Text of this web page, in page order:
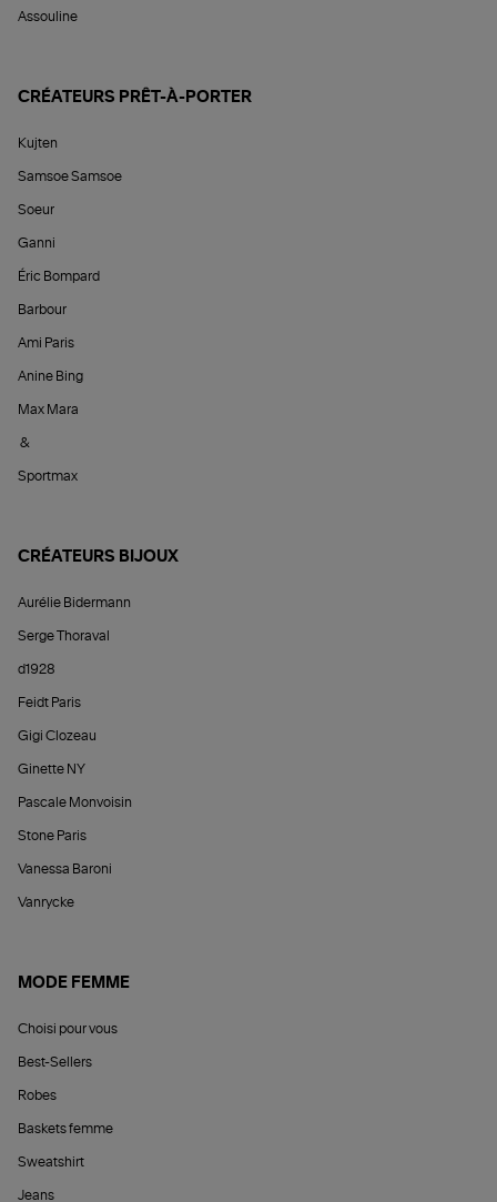
Assouline
CRÉATEURS PRÊT-À-PORTER
Kujten
Samsoe Samsoe
Soeur
Ganni
Éric Bompard
Barbour
Ami Paris
Anine Bing
Max Mara
&
Sportmax
CRÉATEURS BIJOUX
Aurélie Bidermann
Serge Thoraval
d1928
Feidt Paris
Gigi Clozeau
Ginette NY
Pascale Monvoisin
Stone Paris
Vanessa Baroni
Vanrycke
MODE FEMME
Choisi pour vous
Best-Sellers
Robes
Baskets femme
Sweatshirt
Jeans